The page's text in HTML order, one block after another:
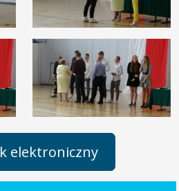
elektroniczny